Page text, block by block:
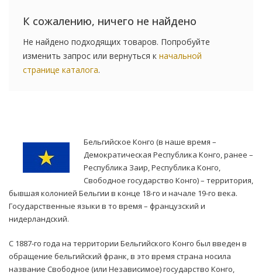
К сожалению, ничего не найдено
Не найдено подходящих товаров. Попробуйте
изменить запрос или вернуться к начальной
странице каталога.
Бельгийское Конго (в наше время –
Демократическая Республика Конго, ранее –
Республика Заир, Республика Конго,
Свободное государство Конго) – территория,
бывшая колонией Бельгии в конце 18-го и начале 19-го века.
Государственные языки в то время – французский и
нидерландский.
С 1887-го года на территории Бельгийского Конго был введен в
обращение бельгийский франк, в это время страна носила
название Свободное (или Независимое) государство Конго,